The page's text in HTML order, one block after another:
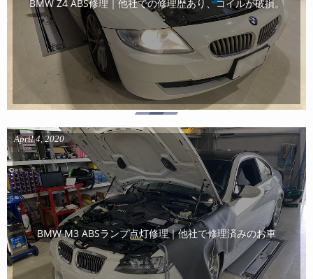
BMW Z4 ABS修理｜他社での修理歴あり、コイルが破損。
BMW M3 ABSランプ点灯修理｜他社で修理済みのお車
April 4,2020